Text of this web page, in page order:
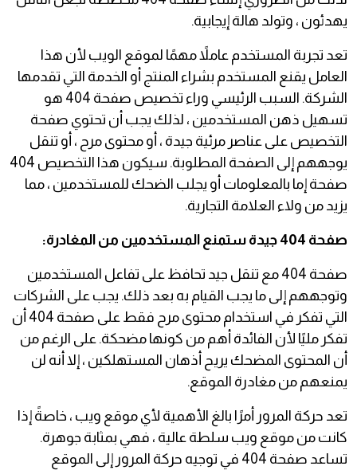
يهدئون ، وتولد هالة إيجابية.
تعد تجربة المستخدم عاملاً مهمًا لموقع الويب لأن هذا
العامل يقنع المستخدم بشراء المنتج أو الخدمة التي تقدمها
الشركة. السبب الرئيسي وراء تخصيص صفحة 404 هو
تسهيل ذهن المستخدمين ، لذلك يجب أن تحتوي صفحة
التخصيص على عناصر مرئية جيدة ، أو محتوى مرح ، أو تنقل
يوجههم إلى الصفحة المطلوبة. سيكون هذا التخصيص 404
صفحة إما بالمعلومات أو يجلب الضحك للمستخدمين ، مما
يزيد من ولاء العلامة التجارية.
صفحة 404 جيدة ستمنع المستخدمين من المغادرة:
صفحة 404 مع تنقل جيد تحافظ على تفاعل المستخدمين
وتوجههم إلى ما يجب القيام به بعد ذلك. يجب على الشركات
التي تفكر في استخدام محتوى مرح فقط على صفحة 404 أن
تفكر مليًا لأن الفائدة أهم من كونها مضحكة. على الرغم من
أن المحتوى المضحك يريح أذهان المستهلكين ، إلا أنه لن
يمنعهم من مغادرة الموقع.
تعد حركة المرور أمرًا بالغ الأهمية لأي موقع ويب ، خاصةً إذا
كانت من موقع ويب سلطة عالية ، فهي بمثابة جوهرة.
تساعد صفحة 404 في توجيه حركة المرور إلى الموقع